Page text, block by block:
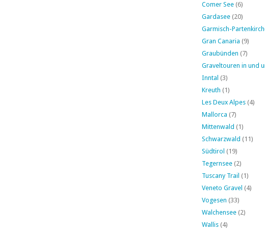
Comer See (6)
Gardasee (20)
Garmisch-
Gran Canaria (9)
Graubünden (7)
Graveltouren in und
Inntal (3)
Kreuth (1)
Les Deux Alpes (4)
Mallorca (7)
Mittenwald (1)
Schwarzwald (11)
Südtirol (19)
Tegernsee (2)
Tuscany Trail (1)
Veneto Gravel (4)
Vogesen (33)
Walchensee (2)
Wallis (4)